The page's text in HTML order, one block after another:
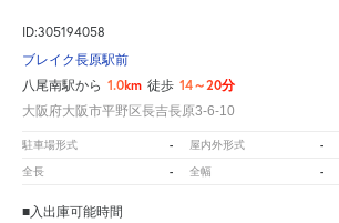
ID:305194058
ブレイク長原駅前
八尾南駅から 1.0km 徒歩 14～20分
大阪府大阪市平野区長吉長原3-6-10
駐車場形式 - 屋内外形式 -
全長 - 全幅 -
■入出庫可能時間